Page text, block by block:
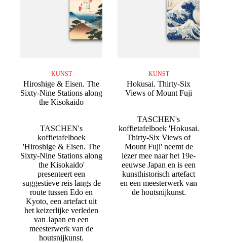
KUNST
Hiroshige & Eisen. The
Sixty-Nine Stations along
the Kisokaido
TASCHEN's
koffietafelboek
'Hiroshige & Eisen. The
Sixty-Nine Stations along
the Kisokaido'
presenteert een
suggestieve reis langs de
route tussen Edo en
Kyoto, een artefact uit
het keizerlijke verleden
van Japan en een
meesterwerk van de
houtsnijkunst.
KUNST
Hokusai. Thirty-Six
Views of Mount Fuji
TASCHEN's
koffietafelboek 'Hokusai.
Thirty-Six Views of
Mount Fuji' neemt de
lezer mee naar het 19e-
eeuwse Japan en is een
kunsthistorisch artefact
en een meesterwerk van
de houtsnijkunst.